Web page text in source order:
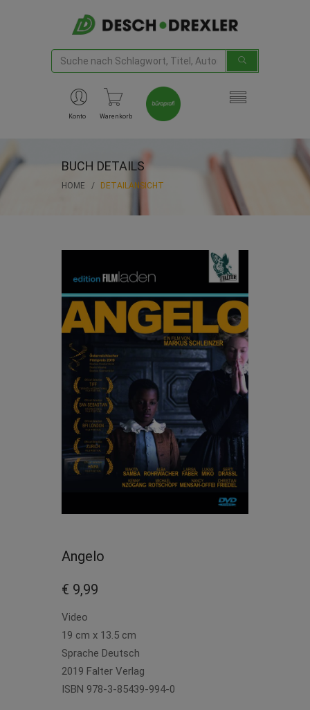
Konto Warenkorb
BUCH DETAILS
HOME DETAILANSICHT
Angelo
€ 9,99
Video
19 cm x 13.5 cm
Sprache Deutsch
2019 Falter Verlag
ISBN 978-3-85439-994-0